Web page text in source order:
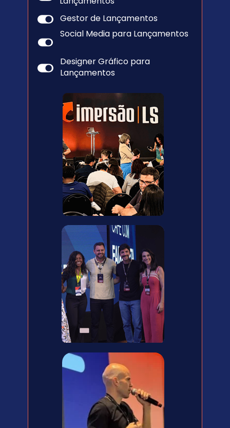
Gestor de Lançamentos
Social Media para Lançamentos
Designer Gráfico para
Lançamentos